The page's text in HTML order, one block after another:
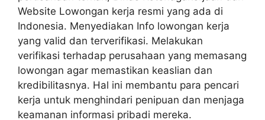
Website Lowongan kerja resmi yang ada di
Indonesia. Menyediakan Info lowongan kerja
yang valid dan terverifikasi. Melakukan
verifikasi terhadap perusahaan yang memasang
lowongan agar memastikan keaslian dan
kredibilitasnya. Hal ini membantu para pencari
kerja untuk menghindari penipuan dan menjaga
keamanan informasi pribadi mereka.